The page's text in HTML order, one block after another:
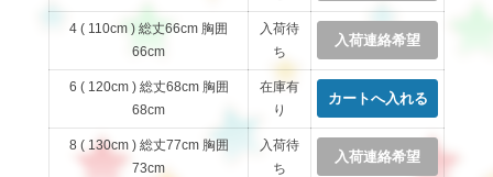
4 ( 110cm ) 総丈66cm 胸囲
66cm
入荷待
ち
入荷連絡希望
6 ( 120cm ) 総丈68cm 胸囲
68cm
在庫有
り
8 ( 130cm ) 総丈77cm 胸囲
73cm
入荷待
ち
入荷連絡希望